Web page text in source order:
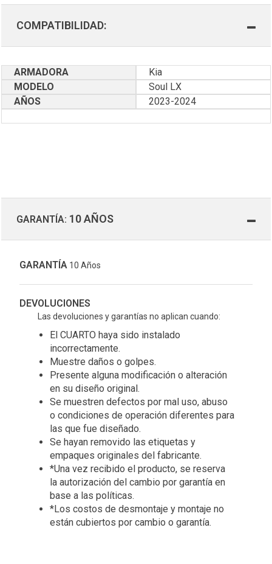
COMPATIBILIDAD:
ARMADORA
Kia
MODELO
Soul LX
AÑOS
2023-2024
GARANTÍA: 10 AÑOS
GARANTÍA 10 Años
DEVOLUCIONES
Las devoluciones y garantías no aplican cuando:
El CUARTO haya sido instalado
incorrectamente.
Muestre daños o golpes.
Presente alguna modificación o alteración
en su diseño original.
Se muestren defectos por mal uso, abuso
o condiciones de operación diferentes para
las que fue diseñado.
Se hayan removido las etiquetas y
empaques originales del fabricante.
*Una vez recibido el producto, se reserva
la autorización del cambio por garantía en
base a las políticas.
*Los costos de desmontaje y montaje no
están cubiertos por cambio o garantía.